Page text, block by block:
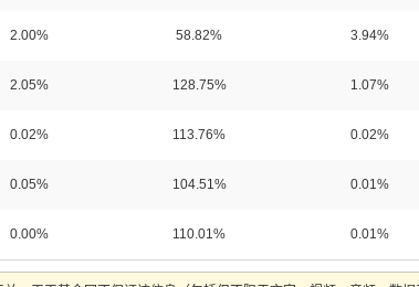
2.00% 58.82% 3.94%
2.05% 128.75% 1.07%
0.02% 113.76% 0.02%
0.05% 104.51% 0.01%
0.00% 110.01% 0.01%